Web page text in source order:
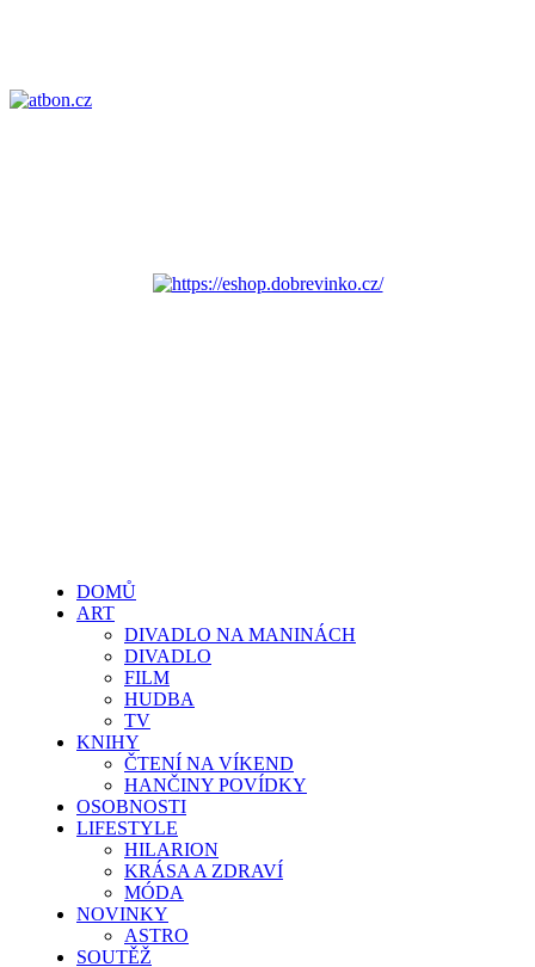
DOMŮ
ART
DIVADLO NA MANINÁCH
DIVADLO
FILM
HUDBA
TV
KNIHY
ČTENÍ NA VÍKEND
HANČINY POVÍDKY
OSOBNOSTI
LIFESTYLE
HILARION
KRÁSA A ZDRAVÍ
MÓDA
NOVINKY
ASTRO
SOUTĚŽ